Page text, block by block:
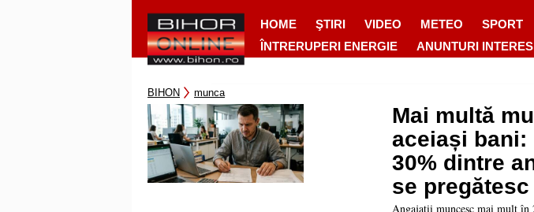
HOME ŞTIRI VIDEO METEO SPORT
ÎNTRERUPERI ENERGIE
ANUNTURI
BIHON munca
Mai multă
aceiași bani:
30% dintre
se
Angajații muncesc mai mult în